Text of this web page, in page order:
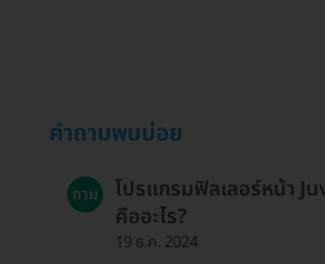
คำถามพบบ่อย
ถาม
โปรแกรมฟิลเลอร์หน้า
คืออะไร?
19 ธ.ค. 2024